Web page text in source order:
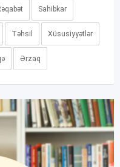
Sahibkar
Təhsil Xüsusiyyətlər
Ərzaq